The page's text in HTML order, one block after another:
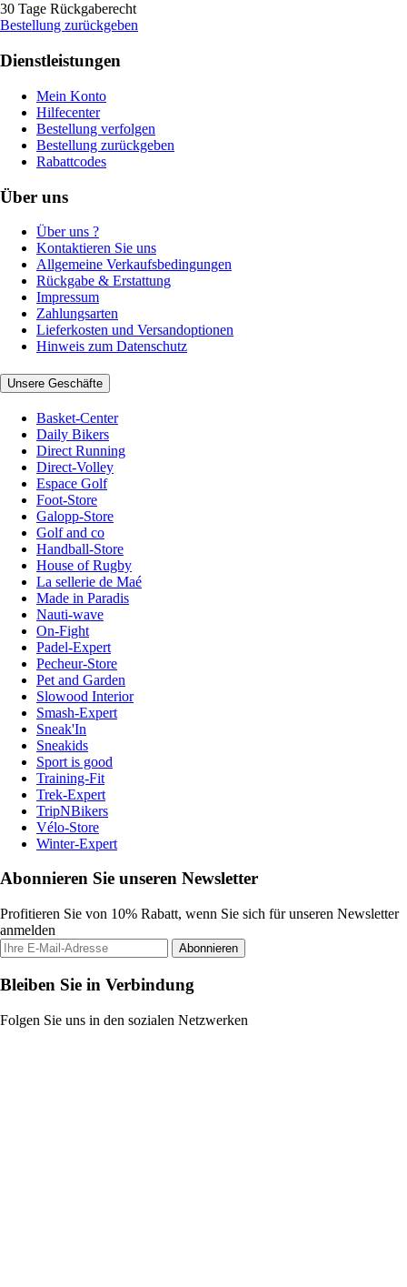
30 Tage Rückgaberecht
Bestellung zurückgeben
Dienstleistungen
Mein Konto
Hilfecenter
Bestellung verfolgen
Bestellung zurückgeben
Rabattcodes
Über uns
Über uns ?
Kontaktieren Sie uns
Allgemeine Verkaufsbedingungen
Rückgabe & Erstattung
Impressum
Zahlungsarten
Lieferkosten und Versandoptionen
Hinweis zum Datenschutz
Unsere Geschäfte
Basket-Center
Daily Bikers
Direct Running
Direct-Volley
Espace Golf
Foot-Store
Galopp-Store
Golf and co
Handball-Store
House of Rugby
La sellerie de Maé
Made in Paradis
Nauti-wave
On-Fight
Padel-Expert
Pecheur-Store
Pet and Garden
Slowood Interior
Smash-Expert
Sneak'In
Sneakids
Sport is good
Training-Fit
Trek-Expert
TripNBikers
Vélo-Store
Winter-Expert
Abonnieren Sie unseren Newsletter
Profitieren Sie von 10% Rabatt, wenn Sie sich für unseren Newsletter
anmelden
Abonnieren
Bleiben Sie in Verbindung
Folgen Sie uns in den sozialen Netzwerken